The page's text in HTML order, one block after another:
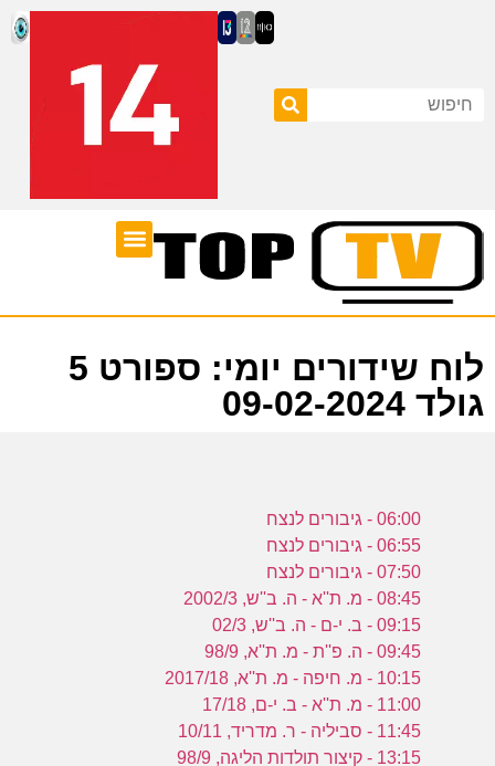
לוח שידורים יומי: ספורט 5
גולד 09-02-2024
06:00 - גיבורים לנצח
06:55 - גיבורים לנצח
07:50 - גיבורים לנצח
08:45 - מ. ת''א - ה. ב''ש, 2002/3
09:15 - ב. י-ם - ה. ב''ש, 02/3
09:45 - ה. פ''ת - מ. ת''א, 98/9
10:15 - מ. חיפה - מ. ת''א, 2017/18
11:00 - מ. ת''א - ב. י-ם, 17/18
11:45 - סביליה - ר. מדריד, 10/11
13:15 - קיצור תולדות הליגה, 98/9